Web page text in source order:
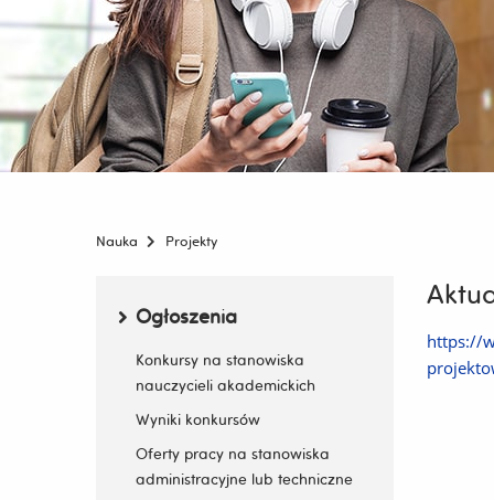
Nauka Projekty
Menu boczne
Ogłoszenia
Zwiń / rozwiń submenu
Konkursy na stanowiska
nauczycieli akademickich
Wyniki konkursów
Oferty pracy na stanowiska
administracyjne lub techniczne
https://